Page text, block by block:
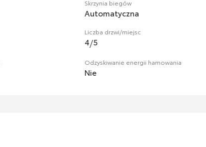
Skrzynia biegów
Automatyczna
Liczba drzwi/miejsc
4/5
Odzyskiwanie energii hamowania
Nie